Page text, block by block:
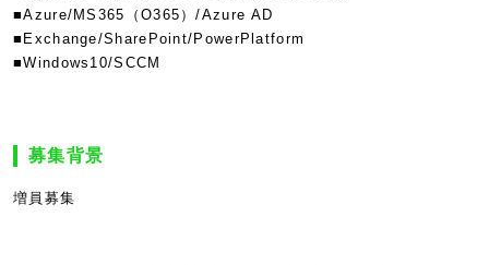
■Azure/MS365（O365）/Azure AD
■Exchange/SharePoint/PowerPlatform
■Windows10/SCCM
募集背景
増員募集